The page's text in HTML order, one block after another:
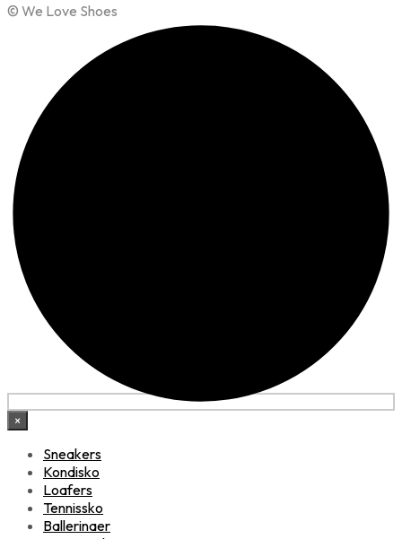
© We Love Shoes
×
Sneakers
Kondisko
Loafers
Tennissko
Ballerinaer